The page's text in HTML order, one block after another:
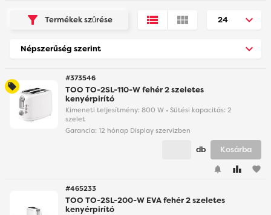
Termékek szûrése
#373546
TOO TO-2SL-110-W fehér 2 szeletes
kenyérpirító
Kimeneti teljesítmény: 800 W • Sütési kapacitás: 2
szelet
Garancia: 12 hónap Display szervizben
favorite
db Kosárba
#465233
TOO TO-2SL-200-W EVA fehér 2 szeletes
kenyérpirító